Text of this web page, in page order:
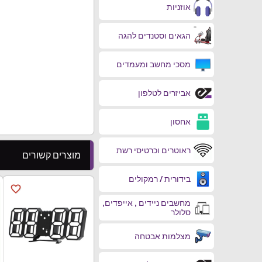
אוזניות
הגאים וסטנדים להגה
מסכי מחשב ומעמדים
אביזרים לטלפון
אחסון
ראוטרים וכרטיסי רשת
בידורית / רמקולים
מחשבים ניידים , אייפדים,
סלולר
מצלמות אבטחה
מוצרים קשורים
favorite_border